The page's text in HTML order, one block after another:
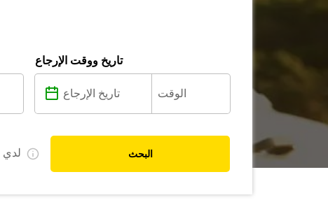
تاريخ ووقت الإرجاع
لدي البحث